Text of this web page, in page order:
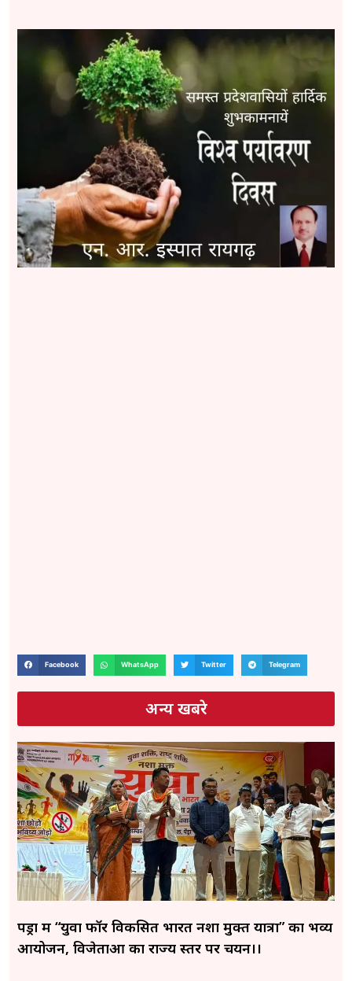
Facebook WhatsApp Twitter Telegram
अन्य खबरे
पेंड्रा में “युवा फॉर विकसित भारत नशा मुक्त यात्रा” का भव्य
आयोजन, विजेताओं का राज्य स्तर पर चयन।।